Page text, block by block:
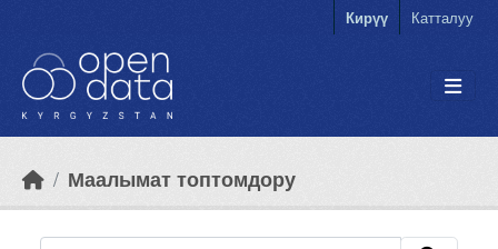
Кирүү Катталуу
Маалымат топтомдору